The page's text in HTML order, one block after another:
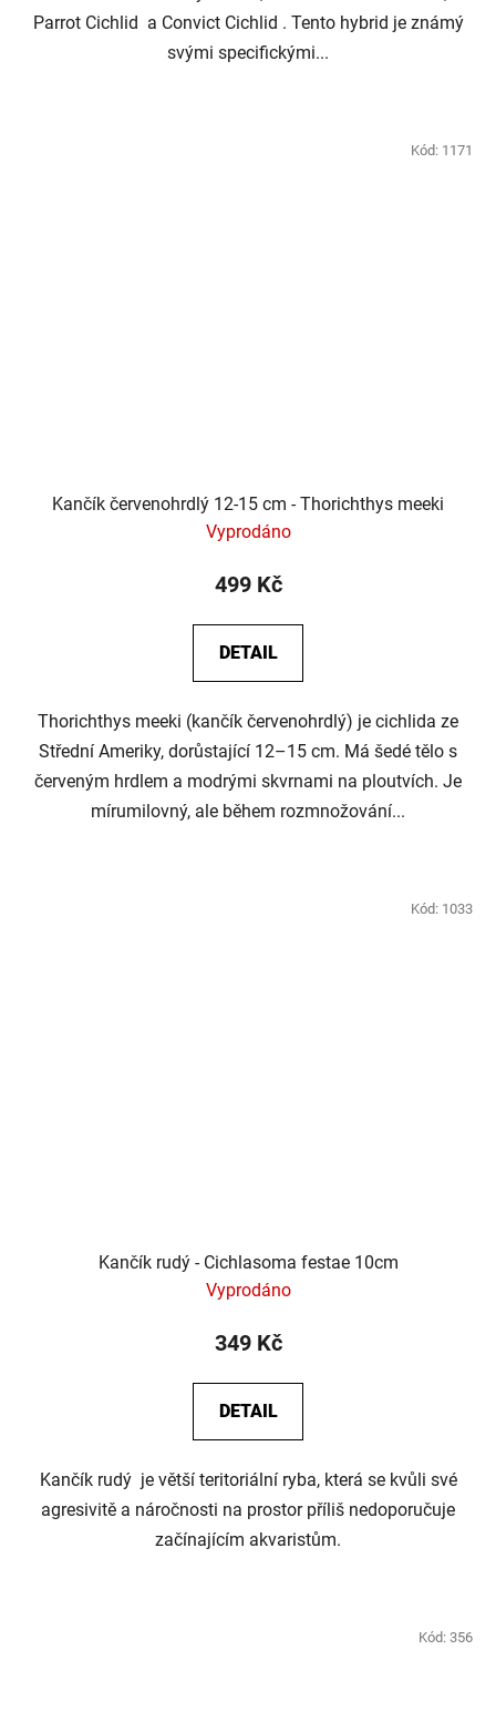
Parrot Cichlid a Convict Cichlid . Tento hybrid je známý
svými specifickými...
Kančík červenohrdlý 12-15 cm - Thorichthys meeki
Vyprodáno
499 Kč
DETAIL
Thorichthys meeki (kančík červenohrdlý) je cichlida ze
Střední Ameriky, dorůstající 12–15 cm. Má šedé tělo s
červeným hrdlem a modrými skvrnami na ploutvích. Je
mírumilovný, ale během rozmnožování...
Kód: 1171
Kančík rudý - Cichlasoma festae 10cm
Vyprodáno
349 Kč
DETAIL
Kančík rudý je větší teritoriální ryba, která se kvůli své
agresivitě a náročnosti na prostor příliš nedoporučuje
začínajícím akvaristům.
Kód: 1033
Kód: 356